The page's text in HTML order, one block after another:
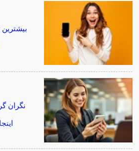
بیشترین
نگران